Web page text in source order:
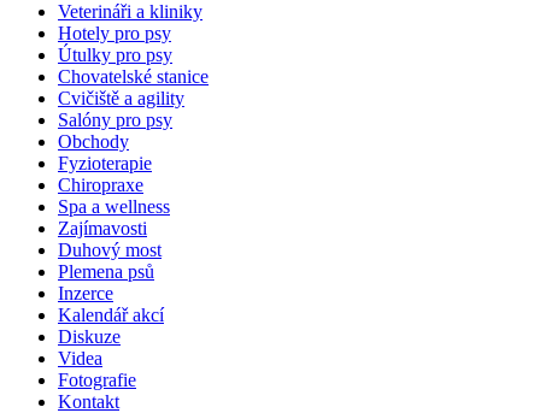
Veterináři a kliniky
Hotely pro psy
Útulky pro psy
Chovatelské stanice
Cvičiště a agility
Salóny pro psy
Obchody
Fyzioterapie
Chiropraxe
Spa a wellness
Zajímavosti
Duhový most
Plemena psů
Inzerce
Kalendář akcí
Diskuze
Videa
Fotografie
Kontakt